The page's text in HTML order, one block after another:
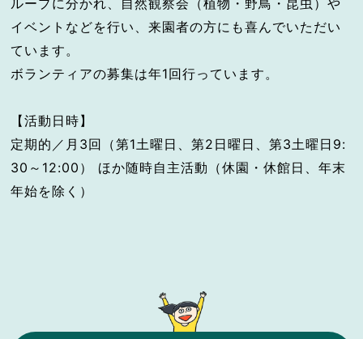
イベントなどを行い、来園者の方にも喜んでいただい
ています。
ボランティアの募集は年1回行っています。
【活動日時】
定期的／月3回（第1土曜日、第2日曜日、第3土曜日9:
30～12:00） ほか随時自主活動（休園・休館日、年末
年始を除く）